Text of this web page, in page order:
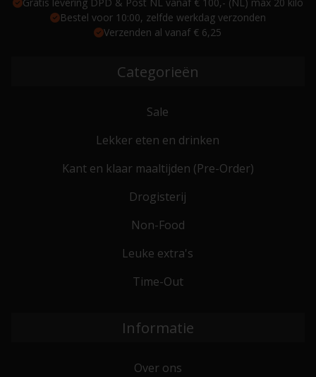
Bestel voor 10:00, zelfde werkdag verzonden
Verzenden al vanaf € 6,25
Categorieën
Sale
Lekker eten en drinken
Kant en klaar maaltijden (Pre-Order)
Drogisterij
Non-Food
Leuke extra's
Time-Out
Informatie
Over ons